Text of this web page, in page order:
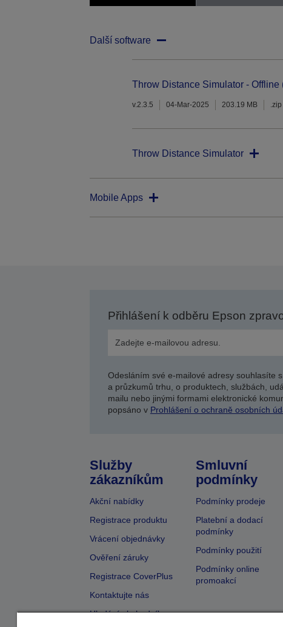
Další software
Throw Distance Simulator - Offline
v.2.3.5 04-Mar-2025 203.19 MB .zip
Throw Distance Simulator
Mobile Apps
Přihlášení k odběru Epson
Odesláním své e-mailové adresy souhlasíte
a průzkumů trhu, o produktech, službách,
mailu nebo jinými formami elektronické
popsáno v Prohlášení o ochraně osobních
Služby
zákazníkům
Akční nabídky
Registrace produktu
Vrácení objednávky
Ověření záruky
Registrace CoverPlus
Kontaktujte nás
Hledání obchodníka
Smluvní
podmínky
Podmínky prodeje
Platební a dodací
podmínky
Podmínky použití
Podmínky online
promoakcí